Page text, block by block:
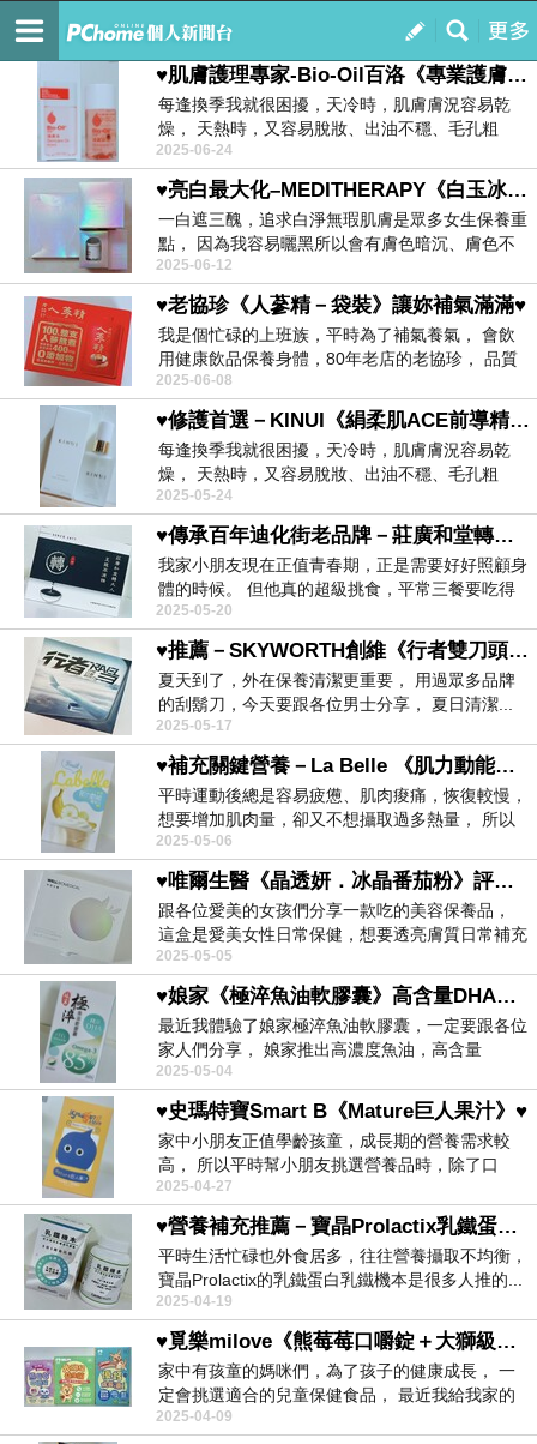
我的
訂閱
大韓民國♥《朴娜熙》♥
♥肌膚護理專家-Bio-Oil百洛《專業護膚油》60ml♥
每逢換季我就很困擾，天冷時，肌膚膚況容易乾
燥， 天熱時，又容易脫妝、出油不穩、毛孔粗
大， 平時挑...
2025-06-24
♥亮白最大化–MEDITHERAPY《白玉冰晶系列–精華+乳霜+棉片+美容儀》♥
一白遮三醜，追求白淨無瑕肌膚是眾多女生保養重
點， 因為我容易曬黑所以會有膚色暗沉、膚色不
均的問題，...
2025-06-12
♥老協珍《人蔘精－袋裝》讓妳補氣滿滿♥
我是個忙碌的上班族，平時為了補氣養氣， 會飲
用健康飲品保養身體，80年老店的老協珍， 品質
有保障...
2025-06-08
♥修護首選－KINUI《絹柔肌ACE前導精華油》♥
每逢換季我就很困擾，天冷時，肌膚膚況容易乾
燥， 天熱時，又容易脫妝、出油不穩、毛孔粗
大， 平時挑...
2025-05-24
♥傳承百年迪化街老品牌－莊廣和堂轉大人萃滴精－《少男呈龍萃滴精》♥
我家小朋友現在正值青春期，正是需要好好照顧身
體的時候。 但他真的超級挑食，平常三餐要吃得
均衡很有難...
2025-05-20
♥推薦－SKYWORTH創維《行者雙刀頭電動刮鬍刀》♥
夏天到了，外在保養清潔更重要， 用過眾多品牌
的刮鬍刀，今天要跟各位男士分享， 夏日清潔...
2025-05-17
♥補充關鍵營養－La Belle 《肌力動能輕蛋白》♥
平時運動後總是容易疲憊、肌肉痠痛，恢復較慢，
想要增加肌肉量，卻又不想攝取過多熱量， 所以
我選擇...
2025-05-06
♥唯爾生醫《晶透妍．冰晶番茄粉》評價優♥
跟各位愛美的女孩們分享一款吃的美容保養品，
這盒是愛美女性日常保健，想要透亮膚質日常補充
推薦款， ...
2025-05-05
♥娘家《極淬魚油軟膠囊》高含量DHA魚油Omega-3幫助專注力提升、思緒清晰♥
最近我體驗了娘家極淬魚油軟膠囊，一定要跟各位
家人們分享， 娘家推出高濃度魚油，高含量
DHA，對專注...
2025-05-04
♥史瑪特寶Smart B《Mature巨人果汁》♥
家中小朋友正值學齡孩童，成長期的營養需求較
高， 所以平時幫小朋友挑選營養品時，除了口
味、口感之外，...
2025-04-27
♥營養補充推薦－寶晶Prolactix乳鐵蛋白系列「乳鐵機本」守護你我身體機能健康♥
平時生活忙碌也外食居多，往往營養攝取不均衡，
寶晶Prolactix的乳鐵蛋白乳鐵機本是很多人推的...
2025-04-19
♥覓樂milove《熊莓莓口嚼錠＋大獅級益生菌＋優鈣成長凍》讓孩子成長更升級♥
家中有孩童的媽咪們，為了孩子的健康成長， 一
定會挑選適合的兒童保健食品， 最近我給我家的
小朋友食...
2025-04-09